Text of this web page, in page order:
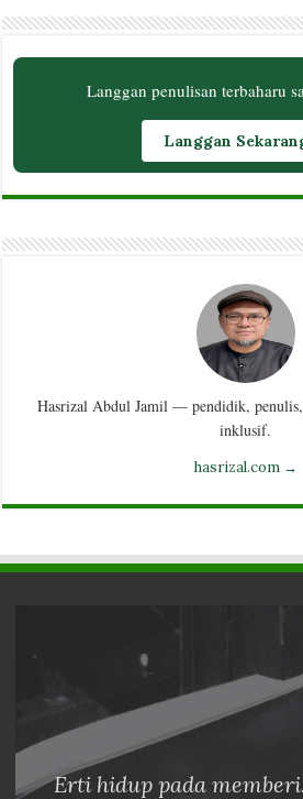
Langgan penulisan terbaharu
Langgan
Hasrizal Abdul Jamil — pendidik, penulis,
inklusif.
hasrizal.com →
Erti hidup pada